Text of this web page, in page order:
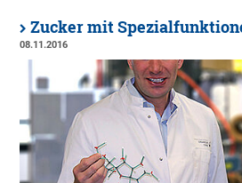
Zucker mit
08.11.2016